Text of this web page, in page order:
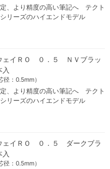
、より精度の高い筆記へ テクト
リーズのハイエンドモデル
ェイＲＯ ０．５ ＮＶブラッ
径：0.5mm）
、より精度の高い筆記へ テクト
リーズのハイエンドモデル
ェイＲＯ ０．５ ダークブラ
径：0.5mm）